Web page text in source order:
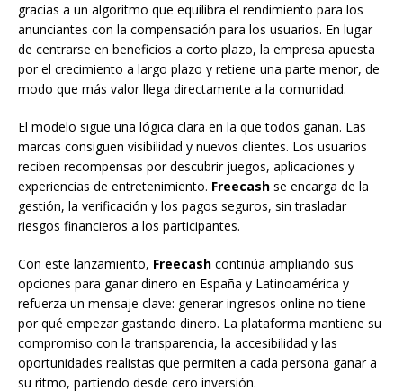
gracias a un algoritmo que equilibra el rendimiento para los
anunciantes con la compensación para los usuarios. En lugar
de centrarse en beneficios a corto plazo, la empresa apuesta
por el crecimiento a largo plazo y retiene una parte menor, de
modo que más valor llega directamente a la comunidad.
El modelo sigue una lógica clara en la que todos ganan. Las
marcas consiguen visibilidad y nuevos clientes. Los usuarios
reciben recompensas por descubrir juegos, aplicaciones y
experiencias de entretenimiento. Freecash se encarga de la
gestión, la verificación y los pagos seguros, sin trasladar
riesgos financieros a los participantes.
Con este lanzamiento, Freecash continúa ampliando sus
opciones para ganar dinero en España y Latinoamérica y
refuerza un mensaje clave: generar ingresos online no tiene
por qué empezar gastando dinero. La plataforma mantiene su
compromiso con la transparencia, la accesibilidad y las
oportunidades realistas que permiten a cada persona ganar a
su ritmo, partiendo desde cero inversión.